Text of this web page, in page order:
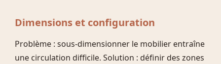
Dimensions et configuration
Problème : sous-dimensionner le mobilier entraîne
une circulation difficile. Solution : définir des zones